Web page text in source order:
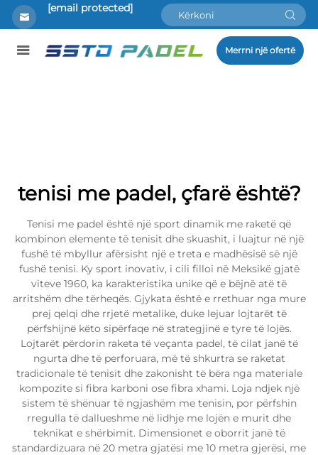
[email protected]
Merrni një ofertë
tenisi me padel, çfarë është?
Tenisi me padel është një sport dinamik me raketë që
kombinon elemente të tenisit dhe skuashit, i luajtur në një
fushë të mbyllur afërsisht një e treta e madhësisë së një
fushë tenisi. Ky sport inovativ, i cili filloi në Meksikë gjatë
viteve 1960, ka karakteristika unike që e bëjnë atë të
arritshëm dhe tërheqës. Gjykata është e rrethuar nga mure
prej qelqi dhe rrjetë metalike, duke lejuar lojtarët të
përfshijnë këto sipërfaqe në strategjinë e tyre të lojës.
Lojtarët përdorin raketa të veçanta padel, të cilat janë të
ngurta dhe të perforuara, më të shkurtra se raketat
tradicionale të tenisit dhe zakonisht të bëra nga materiale
kompozite si fibra karboni ose fibra xhami. Loja ndjek një
sistem të shënuar të ngjashëm me tenisin, por përfshin
rregulla të dallueshme në lidhje me lojën e murit dhe
teknikat e shërbimit. Dimensionet e oborrit janë të
standardizuara në 20 metra gjatësi me 10 metra gjerësi, me